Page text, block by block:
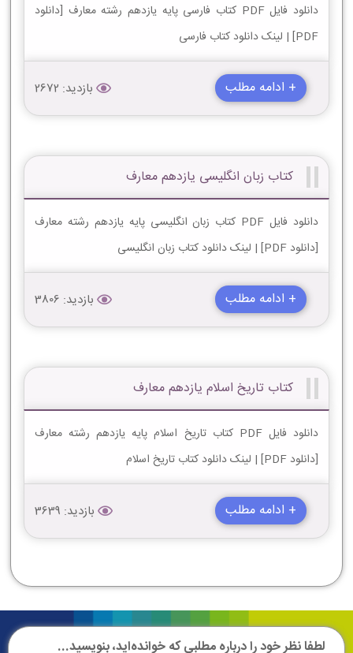
دانلود فایل PDF کتاب فارسی پایه یازدهم رشته معارف [دانلود
PDF] | لینک دانلود کتاب فارسی
+ ادامه مطلب بازدید: 2672
کتاب زبان انگلیسی یازدهم معارف
دانلود فایل PDF کتاب زبان انگلیسی پایه یازدهم رشته معارف
[دانلود PDF] | لینک دانلود کتاب زبان انگلیسی
+ ادامه مطلب بازدید: 3806
کتاب تاریخ اسلام یازدهم معارف
دانلود فایل PDF کتاب تاریخ اسلام پایه یازدهم رشته معارف
[دانلود PDF] | لینک دانلود کتاب تاریخ اسلام
+ ادامه مطلب بازدید: 3639
لطفا نظر خود را درباره مطلبی که خوانده‌اید، بنویسید...